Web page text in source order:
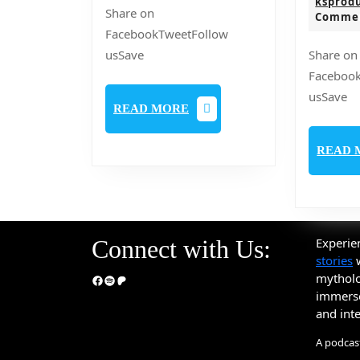
Share on
FacebookTweetFollow
usSave
READ MORE
MORE
Share on
usSave
READ
Connect with Us:
Facebook Spotify Patreon
stories
and
A